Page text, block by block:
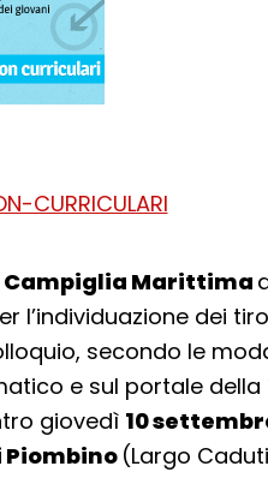
Campiglia Marittima
l’individuazione dei
secondo le
e sul portale
giovedì 10
Piombino (Largo